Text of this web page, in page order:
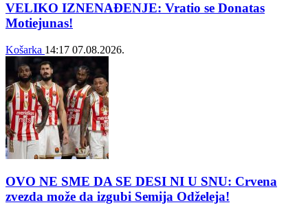
VELIKO IZNENAĐENJE: Vratio se Donatas
Motiejunas!
Košarka 14:17 07.08.2026.
OVO NE SME DA SE DESI NI U SNU: Crvena
zvezda može da izgubi Semija Odželeja!